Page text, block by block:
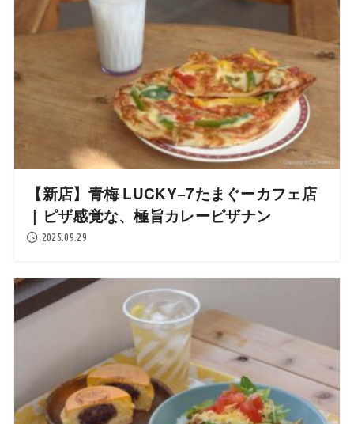
【新店】青梅 LUCKY−7たまぐーカフェ店
｜ピザ感覚な、極旨カレーピザナン
2025.09.29